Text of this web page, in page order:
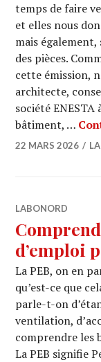
temps de faire
et elles nous
mais
des pièces.
cette émission,
architecte,
société
bâtiment, …
22 MARS 2026
LABONORD
d’emploi
La PEB, on en
qu’est-ce que
parle-t-on
ventilation,
comprendre les
La PEB signifie